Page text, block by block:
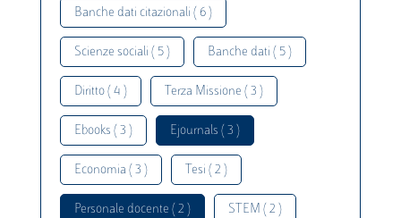
Banche dati citazionali ( 6 )
Scienze sociali ( 5 ) Banche dati ( 5 )
Diritto ( 4 ) Terza Missione ( 3 )
Ebooks ( 3 ) Ejournals ( 3 )
Economia ( 3 ) Tesi ( 2 )
Personale docente ( 2 ) STEM ( 2 )